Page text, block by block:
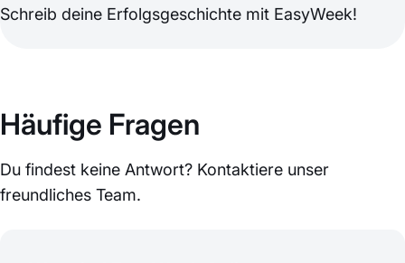
Schreib deine Erfolgsgeschichte mit EasyWeek!
Häufige Fragen
Du findest keine Antwort? Kontaktiere unser
freundliches Team.